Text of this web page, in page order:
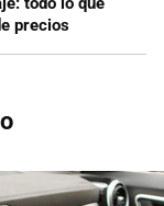
precios